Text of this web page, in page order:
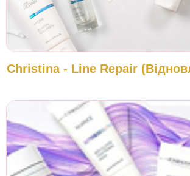
Christina - Line Repair